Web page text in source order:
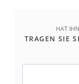
HAT
TRAGEN SIE